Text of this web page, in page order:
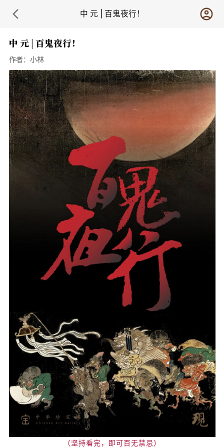
中 元 | 百鬼夜行！
中 元 | 百鬼夜行！
作者： 小林
（坚持看完，即可百无禁忌）